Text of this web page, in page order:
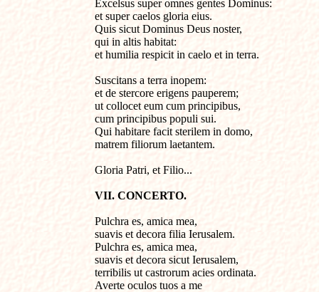
Excelsus super omnes gentes Dominus:
et super caelos gloria eius.
Quis sicut Dominus Deus noster,
qui in altis habitat:
et humilia respicit in caelo et in terra.
Suscitans a terra inopem:
et de stercore erigens pauperem;
ut collocet eum cum principibus,
cum principibus populi sui.
Qui habitare facit sterilem in domo,
matrem filiorum laetantem.
Gloria Patri, et Filio...
VII. CONCERTO.
Pulchra es, amica mea,
suavis et decora filia Ierusalem.
Pulchra es, amica mea,
suavis et decora sicut Ierusalem,
terribilis ut castrorum acies ordinata.
Averte oculos tuos a me